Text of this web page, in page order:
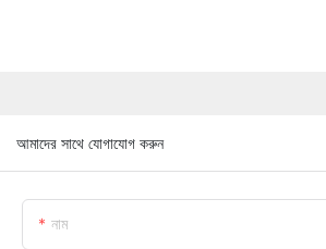
আমাদের সাথে যোগাযোগ করুন
নাম